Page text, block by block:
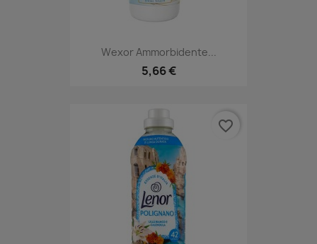
Wexor Ammorbidente...
5,66 €
favorite_border